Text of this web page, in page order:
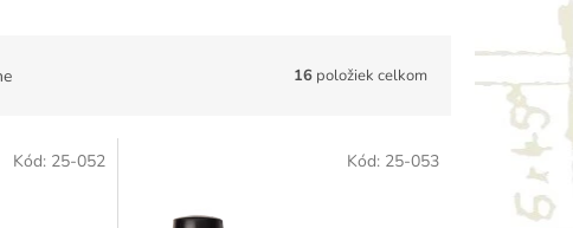
16 položiek celkom
Kód: 25-052 Kód: 25-053